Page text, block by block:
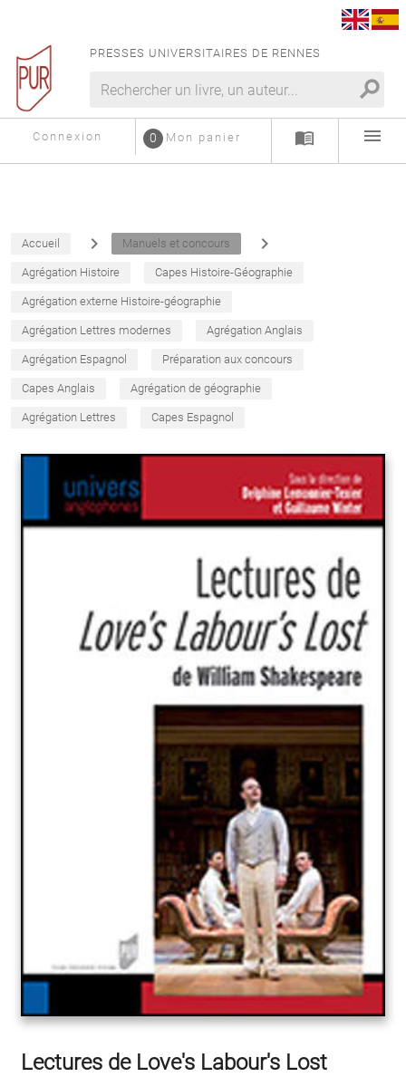
PRESSES UNIVERSITAIRES DE RENNES
search
Connexion Mon panier
0 menu_book menu
Accueil navigate_next Manuels et concours navigate_next
Agrégation Histoire Capes Histoire-Géographie
Agrégation externe Histoire-géographie
Agrégation Lettres modernes Agrégation Anglais
Agrégation Espagnol Préparation aux concours
Capes Anglais Agrégation de géographie
Agrégation Lettres Capes Espagnol
Lectures de Love's Labour's Lost